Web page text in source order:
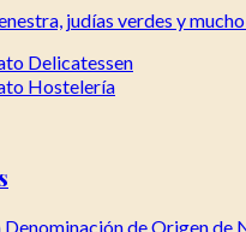
judías verdes y mucho
Delicatessen
Hostelería
Denominación de Origen de